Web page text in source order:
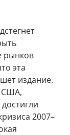
рынков
эта
издание.
США,
2007–